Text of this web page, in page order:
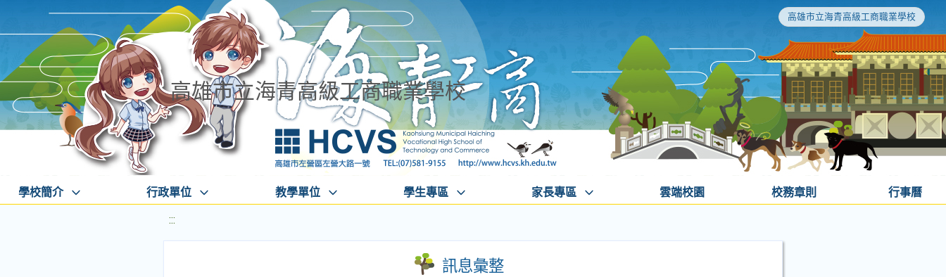
高雄市立海青高級工商職業學校
高雄市立海青高級工商職業學校
學校簡介 行政單位 教學單位 學生專區 家長專區 雲端校園 校務章則 行事曆
:::
訊息彙整